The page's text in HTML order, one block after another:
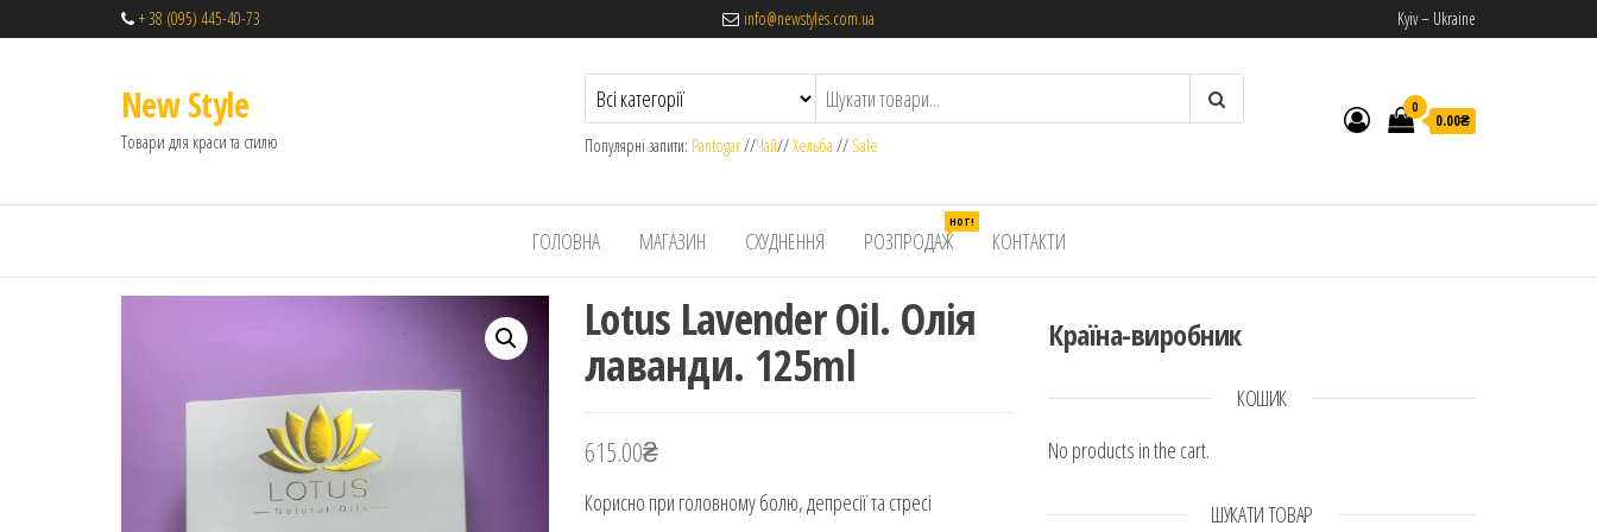
+ 38 (095) 445-40-73 info@newstyles.com.ua Kyiv – Ukraine
New Style
Товари для краси та стилю Популярні запити: Pantogar//Чай//Хельба // Sale
0
0.00₴
ГОЛОВНА МАГАЗИН СХУДНЕННЯ РОЗПРОДАЖ
HOT!
КОНТАКТИ
Lotus Lavender Oil. Олія
лаванди. 125ml
615.00₴
Корисно при головному болю, депресії та стресі
Країна-виробник
КОШИК
No products in the cart.
ШУКАТИ ТОВАР